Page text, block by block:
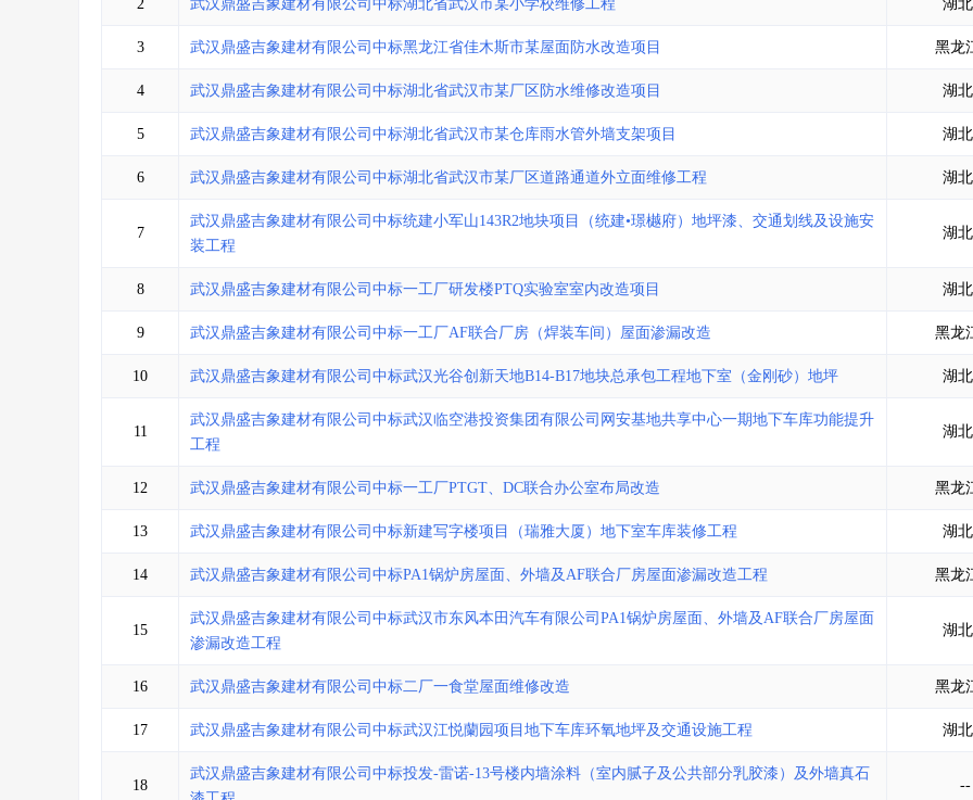
土地交易>
2 武汉鼎盛吉象建材有限公司中标湖北省武汉市某小学校维修工程 湖
3 武汉鼎盛吉象建材有限公司中标黑龙江省佳木斯市某屋面防水改造项目 黑龙
4 武汉鼎盛吉象建材有限公司中标湖北省武汉市某厂区防水维修改造项目 湖
5 武汉鼎盛吉象建材有限公司中标湖北省武汉市某仓库雨水管外墙支架项目 湖
6 武汉鼎盛吉象建材有限公司中标湖北省武汉市某厂区道路通道外立面维修工程 湖
7
武汉鼎盛吉象建材有限公司中标统建小军山143R2地块项目（统建•璟樾府）地坪漆、交通划线及设施安
装工程
湖
8 武汉鼎盛吉象建材有限公司中标一工厂研发楼PTQ实验室室内改造项目 湖
9 武汉鼎盛吉象建材有限公司中标一工厂AF联合厂房（焊装车间）屋面渗漏改造 黑龙
10 武汉鼎盛吉象建材有限公司中标武汉光谷创新天地B14-B17地块总承包工程地下室（金刚砂）地坪 湖
11
武汉鼎盛吉象建材有限公司中标武汉临空港投资集团有限公司网安基地共享中心一期地下车库功能提升
工程
湖
12 武汉鼎盛吉象建材有限公司中标一工厂PTGT、DC联合办公室布局改造 黑龙
13 武汉鼎盛吉象建材有限公司中标新建写字楼项目（瑞雅大厦）地下室车库装修工程 湖
14 武汉鼎盛吉象建材有限公司中标PA1锅炉房屋面、外墙及AF联合厂房屋面渗漏改造工程 黑龙
15
武汉鼎盛吉象建材有限公司中标武汉市东风本田汽车有限公司PA1锅炉房屋面、外墙及AF联合厂房屋面
渗漏改造工程
湖
16 武汉鼎盛吉象建材有限公司中标二厂一食堂屋面维修改造 黑龙
17 武汉鼎盛吉象建材有限公司中标武汉江悦蘭园项目地下车库环氧地坪及交通设施工程 湖
18
武汉鼎盛吉象建材有限公司中标投发-雷诺-13号楼内墙涂料（室内腻子及公共部分乳胶漆）及外墙真石
--